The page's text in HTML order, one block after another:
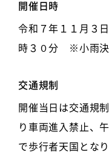
開催日時
令和７年１１月３
時３０分 ※小雨
交通規制
開催当日は交通規
り車両進入禁止、
で歩行者天国とな